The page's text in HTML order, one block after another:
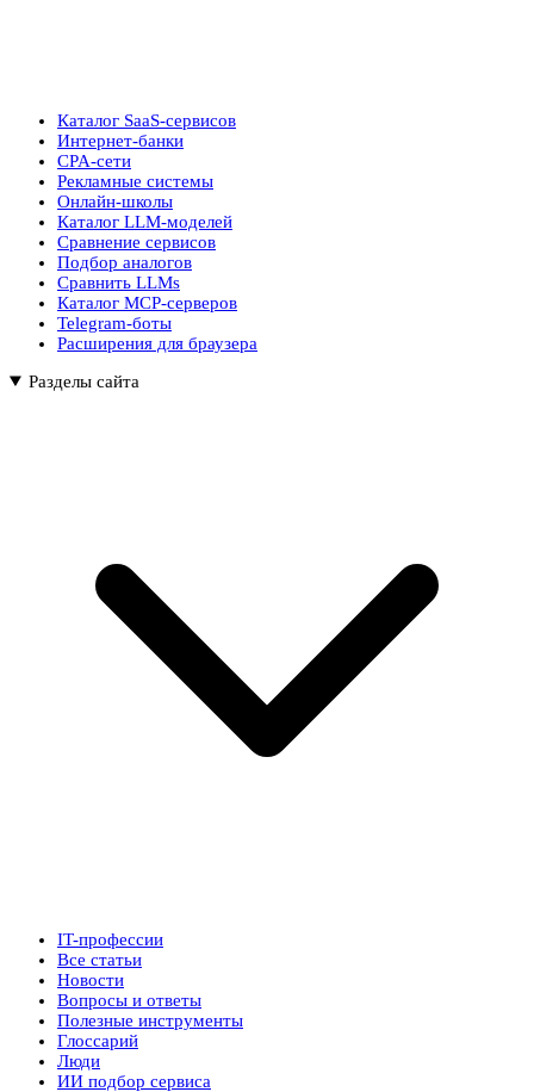
Каталог SaaS-сервисов
Интернет-банки
CPA-сети
Рекламные системы
Онлайн-школы
Каталог LLM-моделей
Сравнение сервисов
Подбор аналогов
Сравнить LLMs
Каталог MCP-серверов
Telegram-боты
Расширения для браузера
Разделы сайта
IT-профессии
Все статьи
Новости
Вопросы и ответы
Полезные инструменты
Глоссарий
Люди
ИИ подбор сервиса